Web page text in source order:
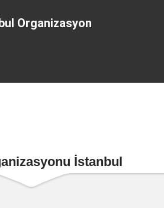
Organizasyon
İstanbul